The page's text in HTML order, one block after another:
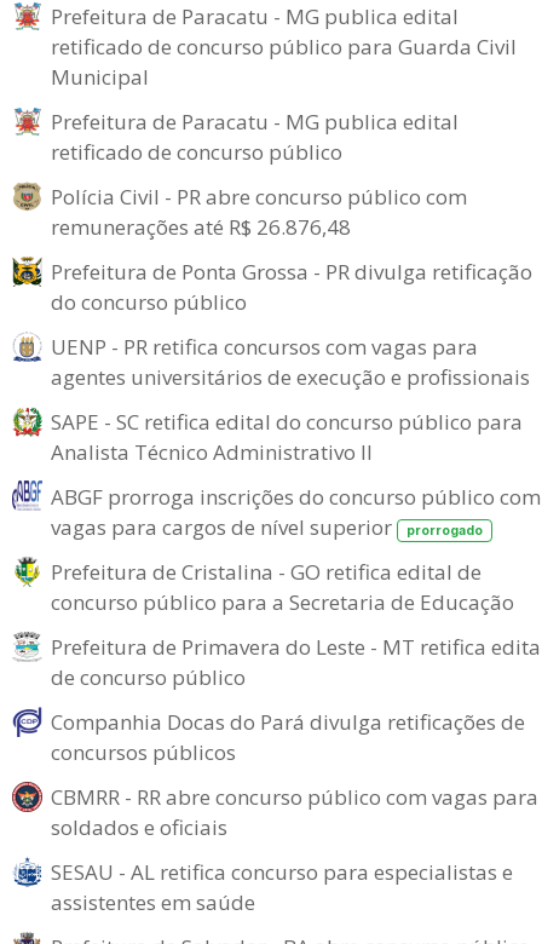
Prefeitura de Paracatu - MG publica edital
retificado de concurso público para Guarda Civil
Municipal
Prefeitura de Paracatu - MG publica edital
retificado de concurso público
Polícia Civil - PR abre concurso público com
remunerações até R$ 26.876,48
Prefeitura de Ponta Grossa - PR divulga retificação
do concurso público
UENP - PR retifica concursos com vagas para
agentes universitários de execução e profissionais
SAPE - SC retifica edital do concurso público para
Analista Técnico Administrativo II
ABGF prorroga inscrições do concurso público com
vagas para cargos de nível superior
prorrogado
Prefeitura de Cristalina - GO retifica edital de
concurso público para a Secretaria de Educação
Prefeitura de Primavera do Leste - MT retifica
de concurso público
Companhia Docas do Pará divulga retificações de
concursos públicos
CBMRR - RR abre concurso público com vagas para
soldados e oficiais
SESAU - AL retifica concurso para especialistas e
assistentes em saúde